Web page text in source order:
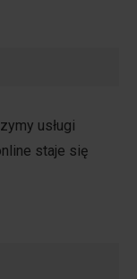
usługi
staje się